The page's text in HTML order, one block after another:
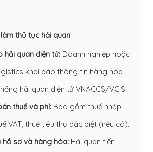
thủ tục hải quan
hải quan điện tử: Doanh nghiệp hoặc
khai báo thông tin hàng hóa
hải quan điện tử VNACCS/VCIS.
thuế và phí: Bao gồm thuế nhập
VAT, thuế tiêu thụ đặc biệt (nếu có).
hồ sơ và hàng hóa: Hải quan tiến